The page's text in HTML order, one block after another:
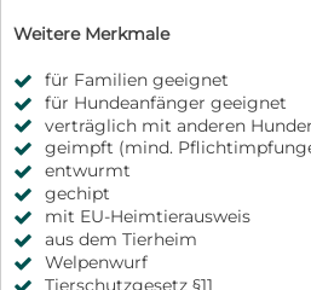
Weitere Merkmale
für Familien geeignet
für Hundeanfänger geeignet
verträglich mit anderen
geimpft (mind.
entwurmt
gechipt
mit EU-Heimtierausweis
aus dem Tierheim
Welpenwurf
Tierschutzgesetz §11